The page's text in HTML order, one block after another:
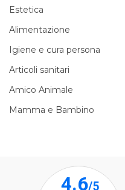
Estetica
Alimentazione
Igiene e cura persona
Articoli sanitari
Amico Animale
Mamma e Bambino